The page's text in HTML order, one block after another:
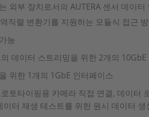
외부 장치로서의 AUTERA 센서 데이
직렬 변환기를 지원하는 모듈식 접근
능
데이터 스트리밍을 위한 2개의
위한 1개의 1GbE 인터페이스
토타이핑용 카메라 직접 연결, 데이터
이터 재생 테스트를 위한 원시 데이터 생